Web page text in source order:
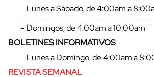
– Lunes a Sábado, de 4:00am a
– Domingos, de 4:00am a 10:00am
BOLETINES INFORMATIVOS
– Lunes a Domingo, de 4:00am a
REVISTA SEMANAL